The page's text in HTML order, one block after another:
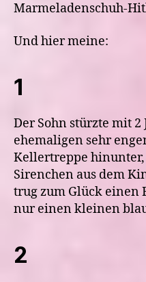
Marmeladenschuh-
Und hier meine:
1
Der Sohn stürzte mit
ehemaligen sehr
Kellertreppe
Sirenchen aus dem
trug zum Glück einen
nur einen kleinen
2